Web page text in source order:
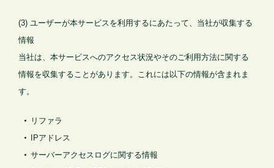
(3) ユーザーが本サービスを利用するにあたって、当社が収集する
情報
当社は、本サービスへのアクセス状況やそのご利用方法に関する
情報を収集することがあります。これには以下の情報が含まれま
す。
リファラ
IPアドレス
サーバーアクセスログに関する情報